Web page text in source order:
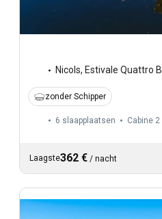
Nicols, Estivale Quattro B
zonder Schipper
6 slaapplaatsen Cabine 2
Laagste362 € / nacht